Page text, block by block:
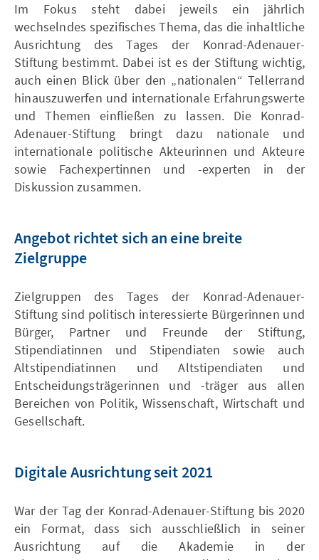
Im Fokus steht dabei jeweils ein jährlich
wechselndes spezifisches Thema, das die inhaltliche
Ausrichtung des Tages der Konrad-Adenauer-
Stiftung bestimmt. Dabei ist es der Stiftung wichtig,
auch einen Blick über den „nationalen“ Tellerrand
hinauszuwerfen und internationale Erfahrungswerte
und Themen einfließen zu lassen. Die Konrad-
Adenauer-Stiftung bringt dazu nationale und
internationale politische Akteurinnen und Akteure
sowie Fachexpertinnen und -experten in der
Diskussion zusammen.
Angebot richtet sich an eine breite
Zielgruppe
Zielgruppen des Tages der Konrad-Adenauer-
Stiftung sind politisch interessierte Bürgerinnen und
Bürger, Partner und Freunde der Stiftung,
Stipendiatinnen und Stipendiaten sowie auch
Altstipendiatinnen und Altstipendiaten und
Entscheidungsträgerinnen und -träger aus allen
Bereichen von Politik, Wissenschaft, Wirtschaft und
Gesellschaft.
Digitale Ausrichtung seit 2021
War der Tag der Konrad-Adenauer-Stiftung bis 2020
ein Format, dass sich ausschließlich in seiner
Ausrichtung auf die Akademie in der